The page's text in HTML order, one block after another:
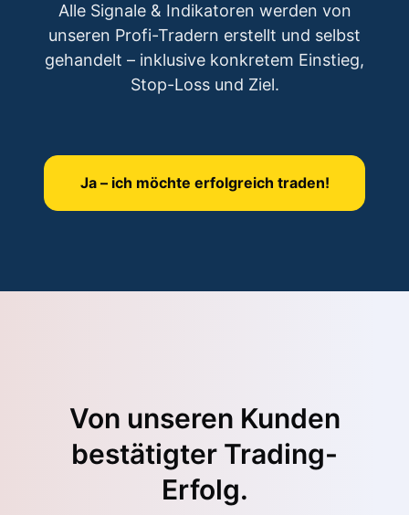
Alle Signale & Indikatoren werden von
unseren Profi-Tradern erstellt und selbst
gehandelt – inklusive konkretem Einstieg,
Stop-Loss und Ziel.
Ja – ich möchte erfolgreich traden!
Von unseren Kunden
bestätigter Trading-
Erfolg.